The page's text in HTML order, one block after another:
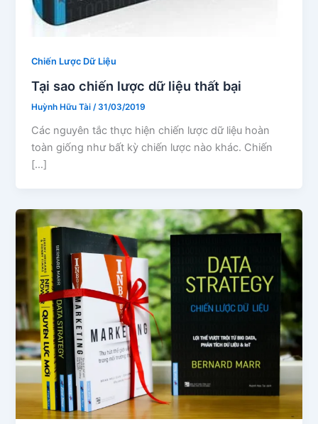
Chiến Lược Dữ Liệu
Tại sao chiến lược dữ liệu thất bại
Huỳnh Hữu Tài/31/03/2019
Các nguyên tắc thực hiện chiến lược dữ liệu hoàn
toàn giống như bất kỳ chiến lược nào khác. Chiến
[…]